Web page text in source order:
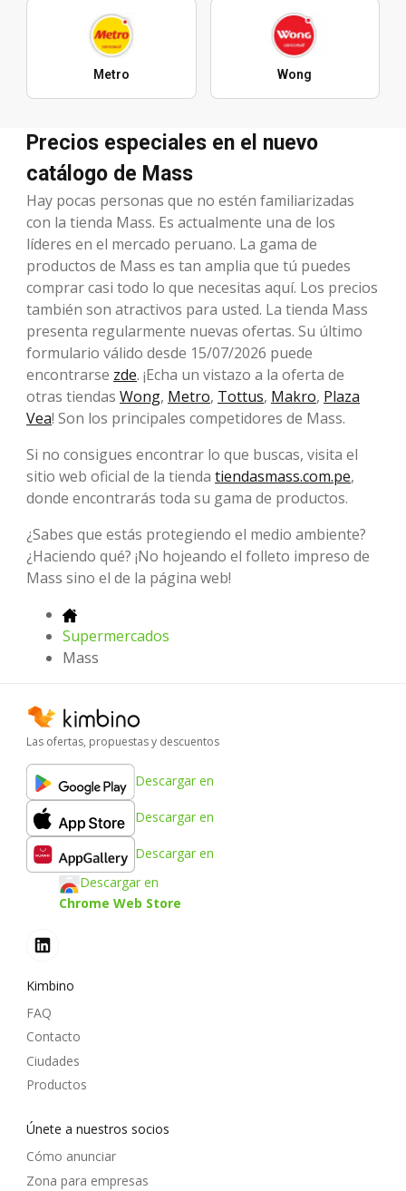
Metro Wong
Precios especiales en el nuevo
catálogo de Mass
Hay pocas personas que no estén familiarizadas
con la tienda Mass. Es actualmente una de los
líderes en el mercado peruano. La gama de
productos de Mass es tan amplia que tú puedes
comprar casi todo lo que necesitas aquí. Los precios
también son atractivos para usted. La tienda Mass
presenta regularmente nuevas ofertas. Su último
formulario válido desde 15/07/2026 puede
encontrarse zde. ¡Echa un vistazo a la oferta de
otras tiendas Wong, Metro, Tottus, Makro, Plaza
Vea! Son los principales competidores de Mass.
Si no consigues encontrar lo que buscas, visita el
sitio web oficial de la tienda tiendasmass.com.pe,
donde encontrarás toda su gama de productos.
¿Sabes que estás protegiendo el medio ambiente?
¿Haciendo qué? ¡No hojeando el folleto impreso de
Mass sino el de la página web!
Supermercados
Mass
Las ofertas, propuestas y descuentos
Descargar en
Descargar en
Descargar en
Descargar en
Chrome Web Store
Kimbino
FAQ
Contacto
Ciudades
Productos
Únete a nuestros socios
Cómo anunciar
Zona para empresas